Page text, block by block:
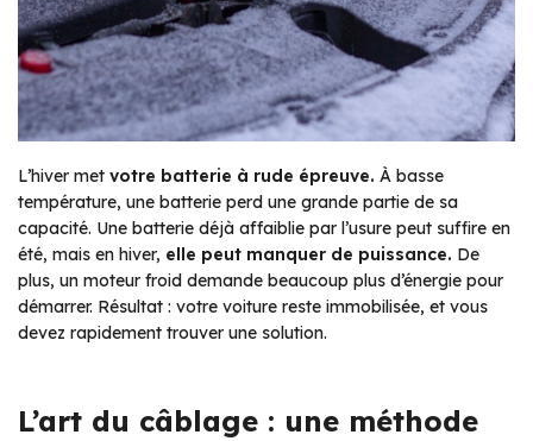
L’hiver met votre batterie à rude épreuve. À basse
température, une batterie perd une grande partie de sa
capacité. Une batterie déjà affaiblie par l’usure peut suffire en
été, mais en hiver, elle peut manquer de puissance. De
plus, un moteur froid demande beaucoup plus d’énergie pour
démarrer. Résultat : votre voiture reste immobilisée, et vous
devez rapidement trouver une solution.
L’art du câblage : une méthode